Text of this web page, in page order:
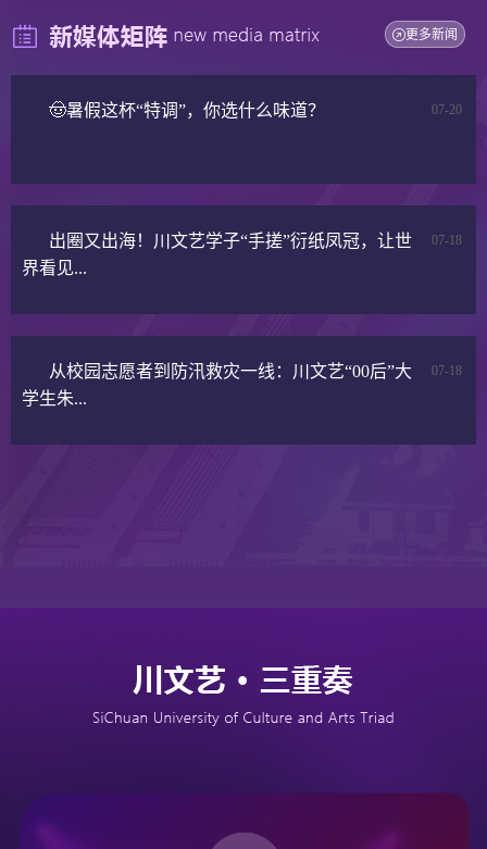
更多新闻
07-20
🤠暑假这杯“特调”，你选什么味道？
07-18
出圈又出海！川文艺学子“手搓”衍纸凤冠，让世
界看见...
07-18
从校园志愿者到防汛救灾一线：川文艺“00后”大
学生朱...